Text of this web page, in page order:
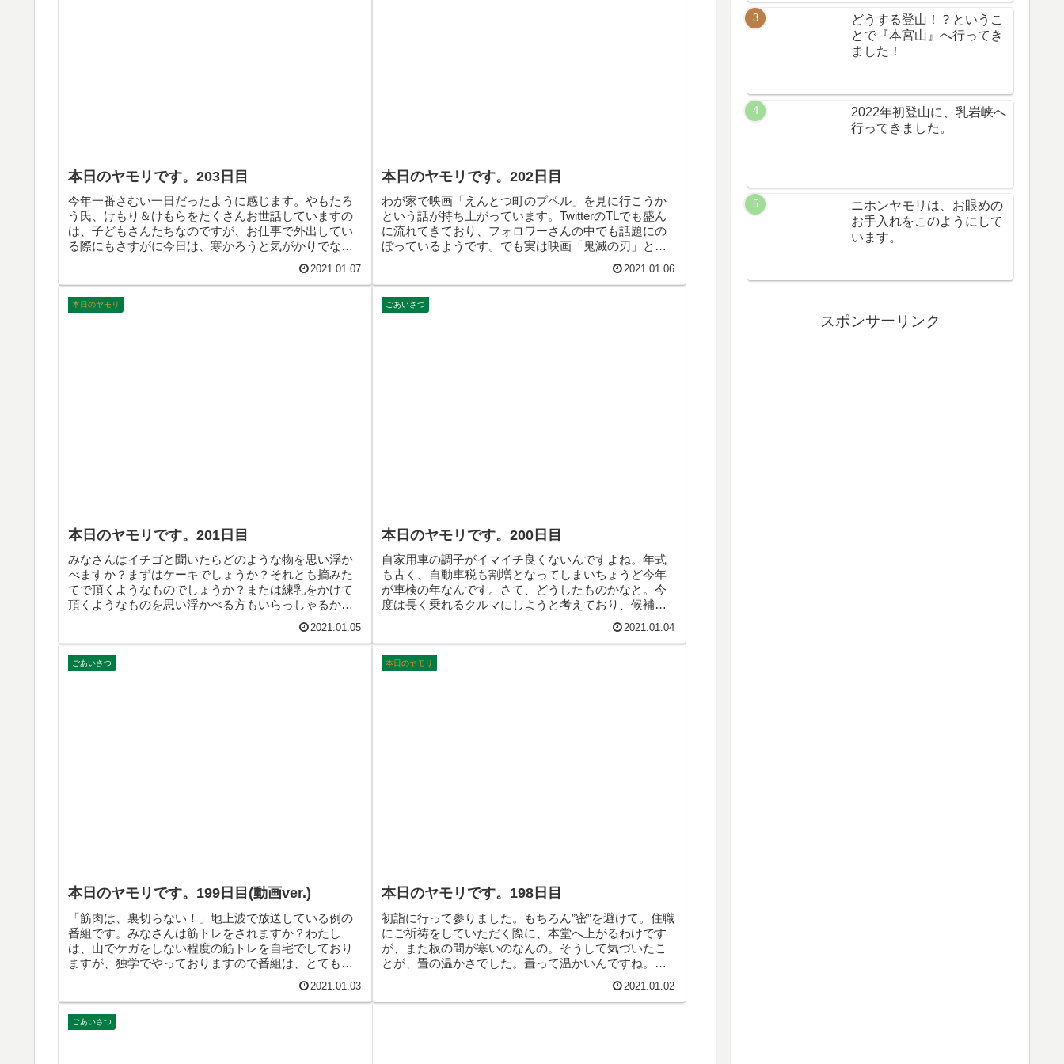
本日のヤモリです。203日目
今年一番さむい一日だったように感じます。やもたろ
う氏、けもり＆けもらをたくさんお世話していますの
は、子どもさんたちなのですが、お仕事で外出してい
る際にもさすがに今日は、寒かろうと気がかりでなり
ませんでした。もちろん”家族”全員をですよ！
2021.01.07
本日のヤモリです。202日目
わが家で映画「えんとつ町のプペル」を見に行こうか
という話が持ち上がっています。TwitterのTLでも盛ん
に流れてきており、フォロワーさんの中でも話題にの
ぼっているようです。でも実は映画「鬼滅の刃」と迷
っています。みなさんはご覧になりましたか？
2021.01.06
本日のヤモリ
本日のヤモリです。201日目
みなさんはイチゴと聞いたらどのような物を思い浮か
べますか？まずはケーキでしょうか？それとも摘みた
てで頂くようなものでしょうか？または練乳をかけて
頂くようなものを思い浮かべる方もいらっしゃるかも
しれません。やってきました「いちごの日」です。
2021.01.05
ごあいさつ
本日のヤモリです。200日目
自家用車の調子がイマイチ良くないんですよね。年式
も古く、自動車税も割増となってしまいちょうど今年
が車検の年なんです。さて、どうしたものかなと。今
度は長く乗れるクルマにしようと考えており、候補選
びから始めたいと思います。タフなクルマがいいな
2021.01.04
ごあいさつ
本日のヤモリです。199日目(動画ver.)
「筋肉は、裏切らない！」地上波で放送している例の
番組です。みなさんは筋トレをされますか？わたし
は、山でケガをしない程度の筋トレを自宅でしており
ますが、独学でやっておりますので番組は、とても参
考になりました。ちなみに、ちゃんと帰ってくるヤモ
2021.01.03
本日のヤモリ
本日のヤモリです。198日目
初詣に行って参りました。もちろん”密”を避けて。住職
にご祈祷をしていただく際に、本堂へ上がるわけです
が、また板の間が寒いのなんの。そうして気づいたこ
とが、畳の温かさでした。畳って温かいんですね。み
なさんは、初詣に行かれましたか？もちろん”密”を避け
2021.01.02
ごあいさつ
どうする登山！？というこ
とで『本宮山』へ行ってき
ました！
2022年初登山に、乳岩峡へ
行ってきました。
ニホンヤモリは、お眼めの
お手入れをこのようにして
います。
スポンサーリンク